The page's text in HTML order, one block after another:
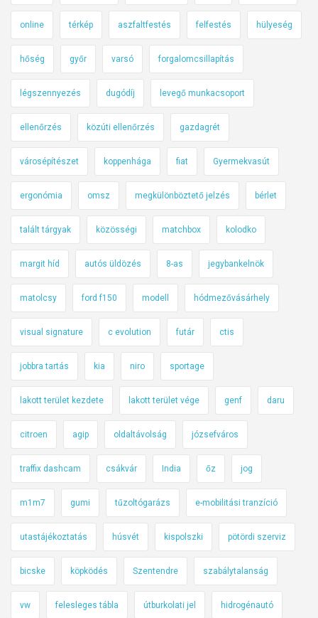
online térkép aszfaltfestés felfestés hülyeség
hőség győr varsó forgalomcsillapítás
légszennyezés dugódíj levegő munkacsoport
ellenőrzés közúti ellenőrzés gazdagrét
városépítészet koppenhága fiat Gyermekvasút
ergonómia omsz megkülönböztető jelzés bérlet
talált tárgyak közösségi matchbox kolodko
margit híd autós üldözés 8-as jegybankelnök
matolcsy ford f150 modell hódmezővásárhely
visual signature c evolution futár ctis
jobbra tartás kia niro sportage
lakott terület kezdete lakott terület vége genf daru
citroen agip oldaltávolság józsefváros
traffix dashcam csákvár India őz jog
m1m7 gumi tűzoltógarázs e-mobilitási tranzíció
utastájékoztatás húsvét kispolszki pötördi szerviz
bicske köpködés Szentendre szabálytalanság
vw felesleges tábla útburkolati jel hidrogénautó